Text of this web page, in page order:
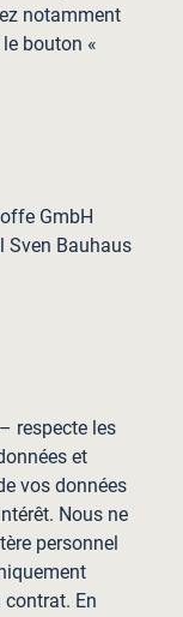
notamment
bouton «
GmbH
Sven Bauhaus
respecte les
et
vos données
Nous ne
personnel
contrat. En